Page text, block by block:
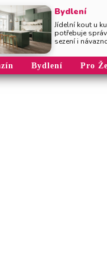
Bydlení
Jídelní kout u
potřebuje
sezení i
Bydlení Pro